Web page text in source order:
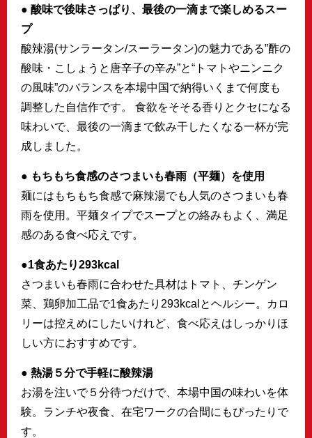
● 酸味で後味さっぱり、最後の一滴まで楽しめるスー
プ
酸辣湯(サンラータン/スーラータン)の魅力である”酢の
酸味・こしょうと唐辛子の辛み”と“トマトやニンニク
の風味”のバランスを本場中国で納得いくまで何度も
調整した自信作です。 食欲をそそる香りとクセになる
味わいで、最後の一滴まで飲み干したくなる一杯が完
成しました。
● もちもち食感のさつまいも春雨（平麺）を使用
麺にはもちもち食感で麻辣湯でも人気のさつまいも春
雨を使用。平麺タイプでスープとの絡みもよく、満足
感のある食べ応えです。
●1食あたり293kcal
さつまいも春雨に合わせた具材はトマト、チンゲン
菜、鶏卵加工品で1食あたり293kcalとヘルシー。カロ
リーは控えめにしたいけれど、食べ応えはしっかりほ
しい方におすすめです。
● 熱湯５分で手軽に酸辣湯
お湯を注いで５分待つだけで、本場中国の味わいを体
験。ランチや夜食、在宅ワークの合間にもぴったりで
す。